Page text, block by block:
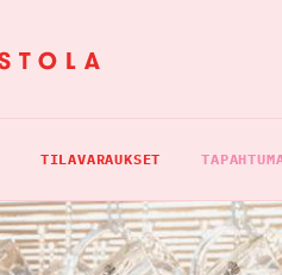
TILAVARAUKSET